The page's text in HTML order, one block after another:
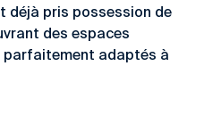
déjà pris possession de
des espaces
parfaitement adaptés à